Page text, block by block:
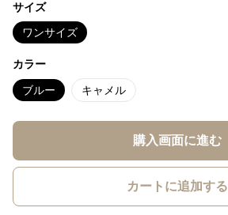
サイズ
ワンサイズ
カラー
ブルー キャメル
購入画面に進む
カートに追加する